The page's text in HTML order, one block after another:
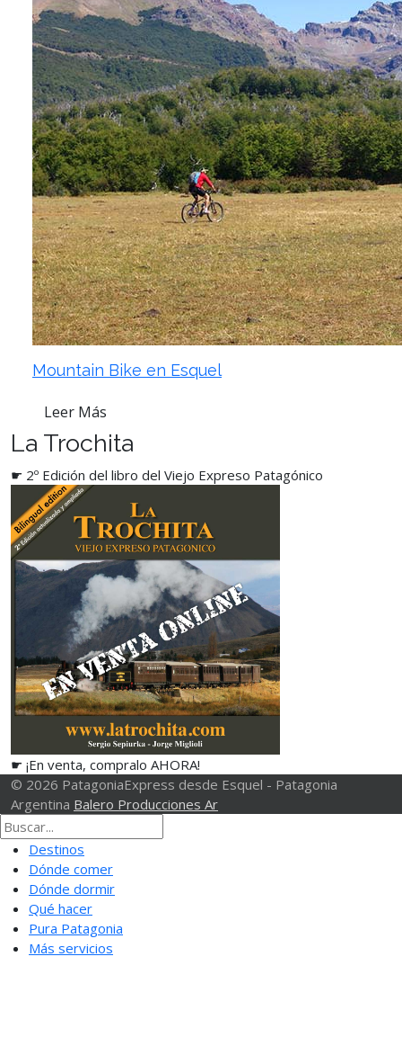
Mountain Bike en Esquel
Leer Más
La Trochita
☛ 2º Edición del libro del Viejo Expreso Patagónico
☛ ¡En venta, compralo AHORA!
© 2026 PatagoniaExpress desde Esquel - Patagonia
Argentina Balero Producciones Ar
Destinos
Dónde comer
Dónde dormir
Qué hacer
Pura Patagonia
Más servicios